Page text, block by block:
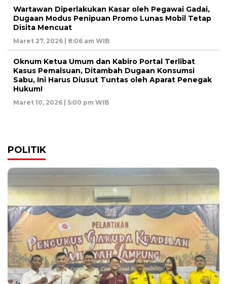
Wartawan Diperlakukan Kasar oleh Pegawai Gadai,
Dugaan Modus Penipuan Promo Lunas Mobil Tetap
Disita Mencuat
Maret 27, 2026 | 8:06 am WIB
Oknum Ketua Umum dan Kabiro Portal Terlibat
Kasus Pemalsuan, Ditambah Dugaan Konsumsi
Sabu, Ini Harus Diusut Tuntas oleh Aparat Penegak
Hukum!
Maret 10, 2026 | 5:00 pm WIB
POLITIK